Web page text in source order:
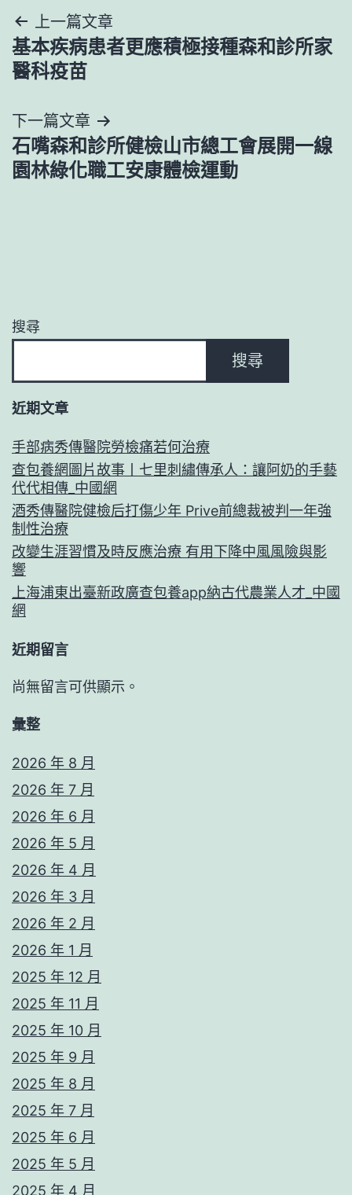
文
章
覽
上一篇文章
基本疾病患者更應積極接種森和診所家
醫科疫苗
下一篇文章
石嘴森和診所健檢山市總工會展開一線
園林綠化職工安康體檢運動
搜尋
搜尋
近期文章
手部病秀傳醫院勞檢痛若何治療
查包養網圖片故事丨七里刺繡傳承人：讓阿奶的手藝
代代相傳_中國網
酒秀傳醫院健檢后打傷少年 Prive前總裁被判一年強
制性治療
改變生涯習慣及時反應治療 有用下降中風風險與影
響
上海浦東出臺新政廣查包養app納古代農業人才_中國
網
近期留言
尚無留言可供顯示。
彙整
2026 年 8 月
2026 年 7 月
2026 年 6 月
2026 年 5 月
2026 年 4 月
2026 年 3 月
2026 年 2 月
2026 年 1 月
2025 年 12 月
2025 年 11 月
2025 年 10 月
2025 年 9 月
2025 年 8 月
2025 年 7 月
2025 年 6 月
2025 年 5 月
2025 年 4 月